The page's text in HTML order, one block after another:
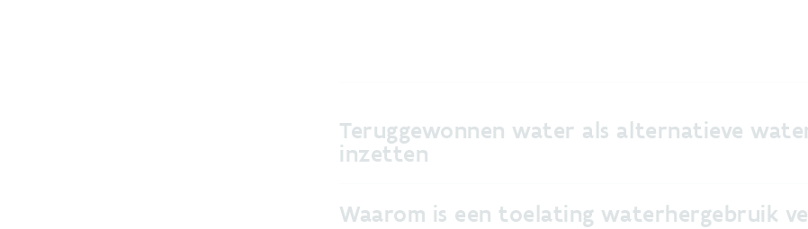
Teruggewonnen water als alternatieve
inzetten
Waarom is een toelating waterhergebruik